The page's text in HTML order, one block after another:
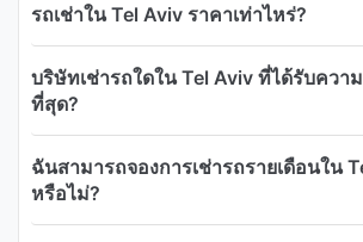
รถเช่าใน Tel Aviv ราคาเท่าไหร่?
บริษัทเช่ารถใดใน Tel Aviv ที่ได้รับควา
ที่สุด?
ฉันสามารถจองการเช่ารถรายเดือนใน
หรือไม่?